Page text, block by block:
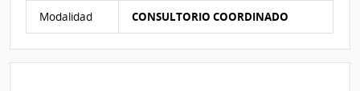
Modalidad CONSULTORIO COORDINADO